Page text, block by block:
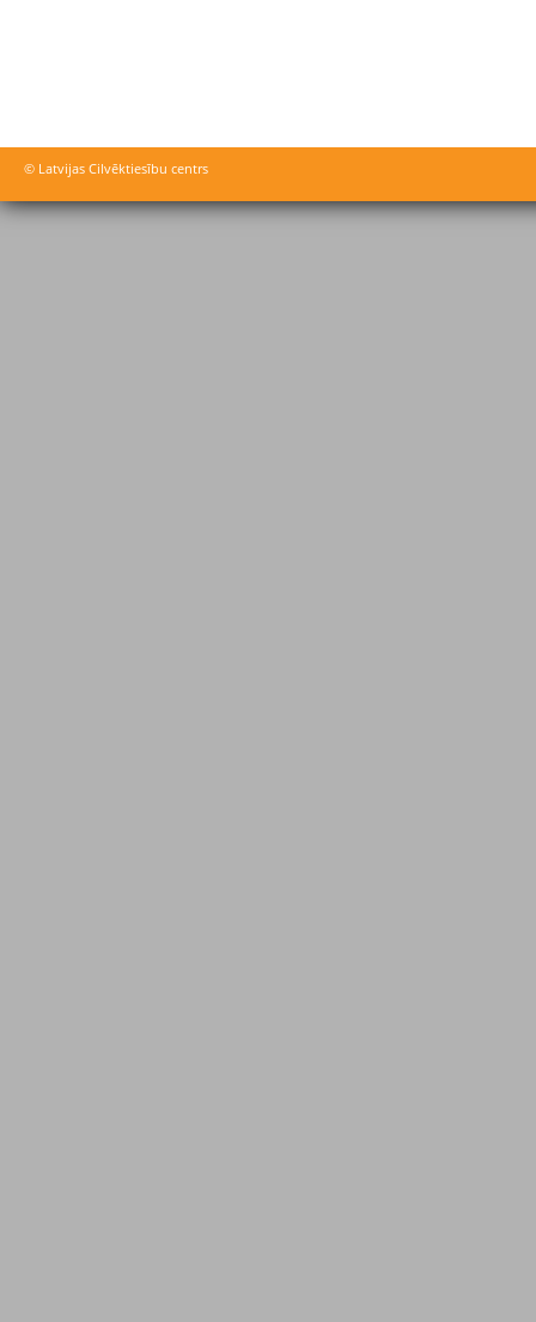
© Latvijas Cilvēktiesību centrs